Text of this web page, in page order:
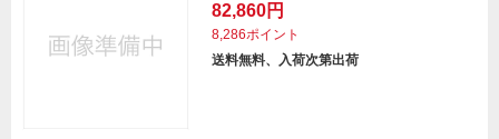
82,860円
8,286ポイント
送料無料、入荷次第出荷